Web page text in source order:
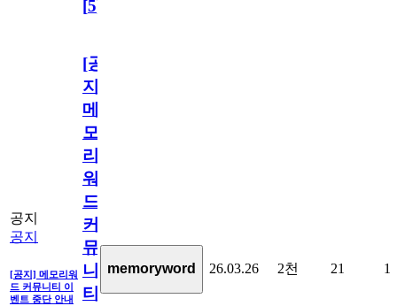
[5]
공지
공지
[공지] 메모리워
드 커뮤니티 이
벤트 중단 안내
[공
지]
메
모
리
워
드
커
뮤
니
티
memoryword 26.03.26 2천 21 1